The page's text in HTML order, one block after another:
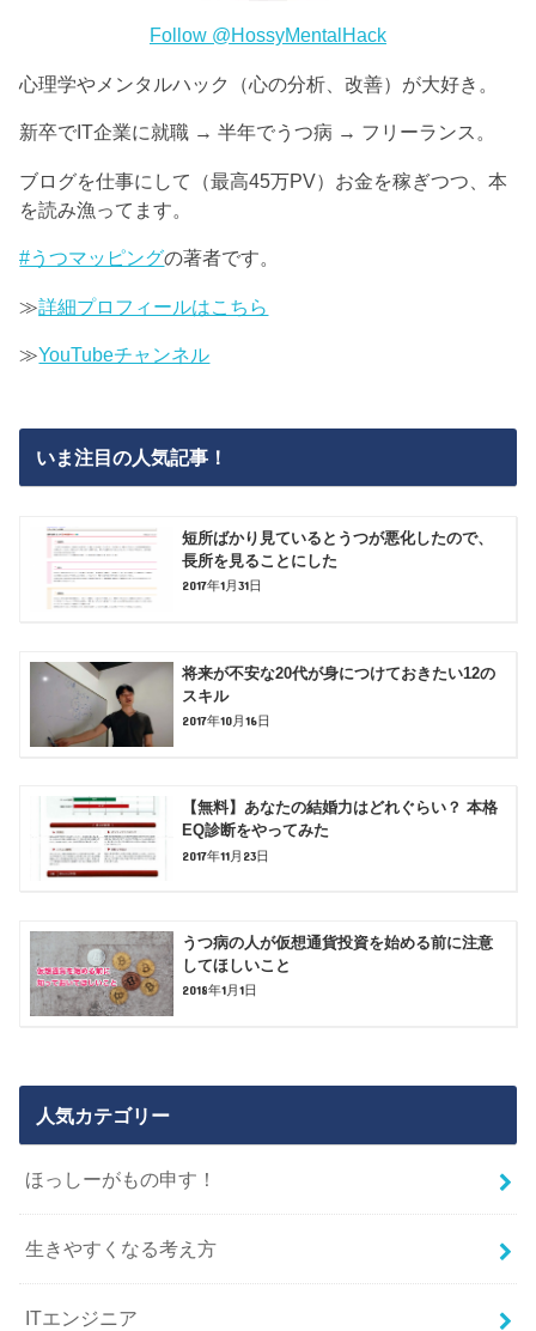
Follow @HossyMentalHack
心理学やメンタルハック（心の分析、改善）が大好き。
新卒でIT企業に就職 → 半年でうつ病 → フリーランス。
ブログを仕事にして（最高45万PV）お金を稼ぎつつ、本
を読み漁ってます。
#うつマッピングの著者です。
≫詳細プロフィールはこちら
≫YouTubeチャンネル
いま注目の人気記事！
短所ばかり見ているとうつが悪化したので、
長所を見ることにした
2017年1月31日
将来が不安な20代が身につけておきたい12の
スキル
2017年10月16日
【無料】あなたの結婚力はどれぐらい？ 本格
EQ診断をやってみた
2017年11月23日
うつ病の人が仮想通貨投資を始める前に注意
してほしいこと
2018年1月1日
人気カテゴリー
ほっしーがもの申す！
生きやすくなる考え方
ITエンジニア